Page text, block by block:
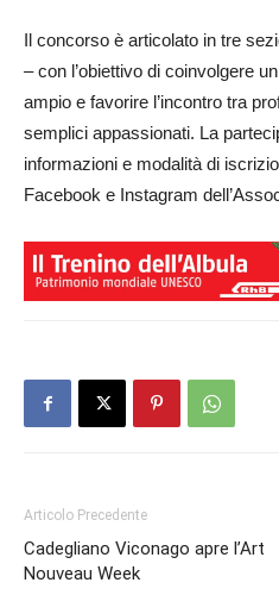
Il concorso è articolato in tre
– con l’obiettivo di coinvolgere
ampio e favorire l’incontro tra
semplici appassionati. La
informazioni e modalità di
Facebook e Instagram
Articolo Precedente
Cadegliano Viconago apre l’Art
Nouveau Week